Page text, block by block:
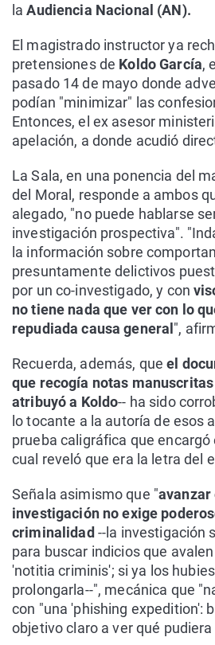
laAudiencia Nacional (AN).
El magistrado instructor ya
pretensiones de Koldo García,
pasado 14 de mayo donde
podían "minimizar" las
Entonces, el ex asesor
apelación, a donde acudió
La Sala, en una ponencia del
del Moral, responde a ambos
alegado, "no puede hablarse
investigación prospectiva".
la información sobre
presuntamente delictivos
por un co-investigado, y con
no tiene nada que ver con lo
repudiada causa general ",
Recuerda, además, queel
que recogía notas
atribuyó a Koldo-- ha sido
lo tocante a la autoría de esos
prueba caligráfica que encargó
cual reveló que era la letra del
Señala asimismo que "avanzar
investigación no exige
criminalidad --la investigación
para buscar indicios que
'notitia criminis'; si ya los
prolongarla--", mecánica que
con "una 'phishing expedition':
objetivo claro a ver qué